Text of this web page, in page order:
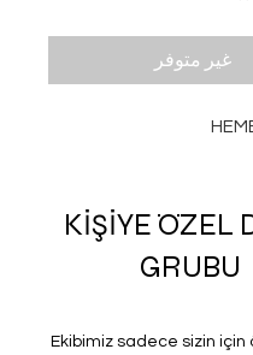
غير متوفر
KİŞİYE ÖZEL
GRUBU
Ekibimiz sadece sizin için